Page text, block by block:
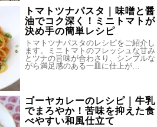
トマトツナパスタ｜味噌と醤
油でコク深く！ミニトマトが
決め手の簡単レシピ
トマトツナパスタのレシピをご紹介し
ます。ミニトマトのフレッシュな甘み
とツナの旨味が合わさり、シンプルな
がら満足感のある一皿に仕上が…
ゴーヤカレーのレシピ｜牛乳
でまろやか！苦味を抑えた食
べやすい和風仕立て